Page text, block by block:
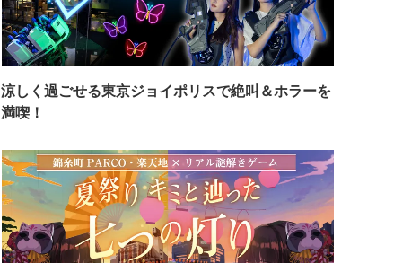
涼しく過ごせる東京ジョイポリスで絶叫＆ホラーを
満喫！